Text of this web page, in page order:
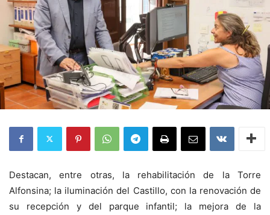
Destacan, entre otras, la rehabilitación de la Torre
Alfonsina; la iluminación del Castillo, con la renovación de
su recepción y del parque infantil; la mejora de la